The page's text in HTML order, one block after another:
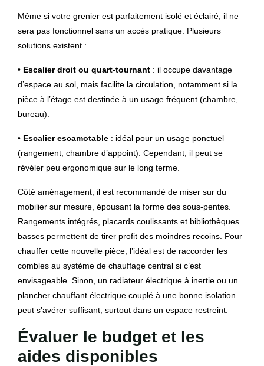
Même si votre grenier est parfaitement isolé et éclairé, il ne
sera pas fonctionnel sans un accès pratique. Plusieurs
solutions existent :
• Escalier droit ou quart-tournant : il occupe davantage
d’espace au sol, mais facilite la circulation, notamment si la
pièce à l’étage est destinée à un usage fréquent (chambre,
bureau).
• Escalier escamotable : idéal pour un usage ponctuel
(rangement, chambre d’appoint). Cependant, il peut se
révéler peu ergonomique sur le long terme.
Côté aménagement, il est recommandé de miser sur du
mobilier sur mesure, épousant la forme des sous-pentes.
Rangements intégrés, placards coulissants et bibliothèques
basses permettent de tirer profit des moindres recoins. Pour
chauffer cette nouvelle pièce, l’idéal est de raccorder les
combles au système de chauffage central si c’est
envisageable. Sinon, un radiateur électrique à inertie ou un
plancher chauffant électrique couplé à une bonne isolation
peut s’avérer suffisant, surtout dans un espace restreint.
Évaluer le budget et les
aides disponibles